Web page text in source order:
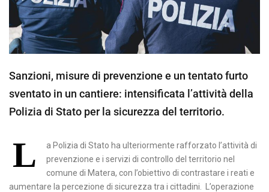
Sanzioni, misure di prevenzione e un tentato furto
sventato in un cantiere: intensificata l’attività della
Polizia di Stato per la sicurezza del territorio.
L
a Polizia di Stato ha ulteriormente rafforzato l’attività di
prevenzione e i servizi di controllo del territorio nel
comune di Matera, con l’obiettivo di contrastare i reati e
aumentare la percezione di sicurezza tra i cittadini. L’operazione